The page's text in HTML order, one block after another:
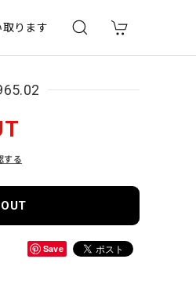
取ります
する
Save